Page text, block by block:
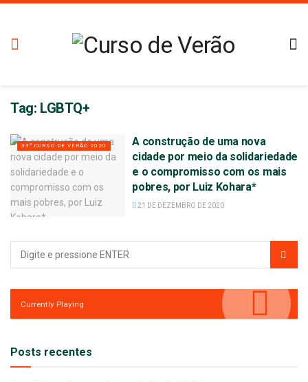
Tag: LGBTQ+
33º CURSO DE VERÃO 2020
A construção de uma nova
cidade por meio da solidariedade
e o compromisso com os mais
pobres, por Luiz Kohara*
21 DE DEZEMBRO DE 2020
Currently Playing
Posts recentes